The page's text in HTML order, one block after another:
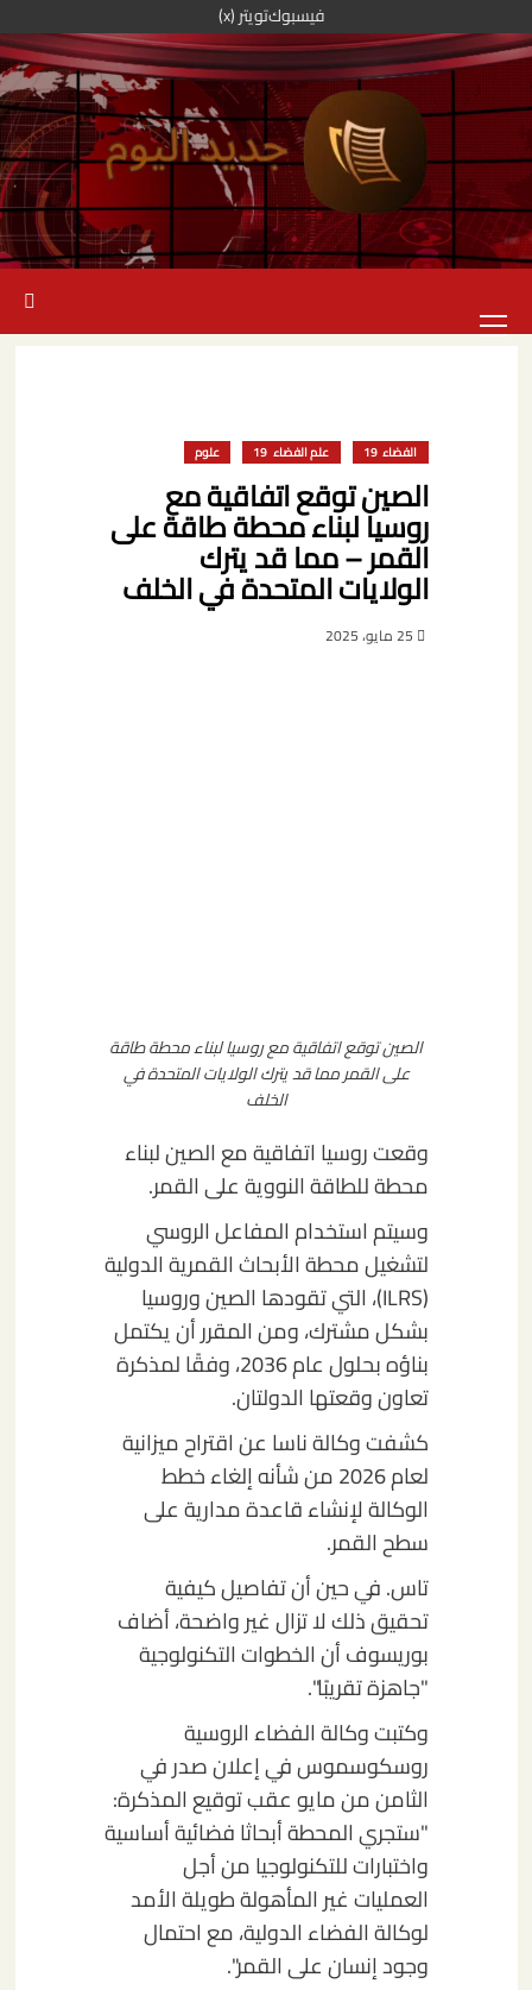
إلى
المحتوى
فيسبوكتويتر (x)
الرئيسية
الفضاء علم الفضاء علوم
الصين توقع اتفاقية مع
روسيا لبناء محطة طاقة على
القمر – مما قد يترك
الولايات المتحدة في الخلف
25 مايو، 2025
الصين توقع اتفاقية مع روسيا لبناء محطة طاقة
على القمر مما قد يترك الولايات المتحدة في
الخلف
وقعت روسيا اتفاقية مع الصين لبناء
محطة للطاقة النووية على القمر.
وسيتم استخدام المفاعل الروسي
لتشغيل محطة الأبحاث القمرية الدولية
(ILRS)، التي تقودها الصين وروسيا
بشكل مشترك، ومن المقرر أن يكتمل
بناؤه بحلول عام 2036، وفقًا لمذكرة
تعاون وقعتها الدولتان.
كشفت وكالة ناسا عن اقتراح ميزانية
لعام 2026 من شأنه إلغاء خطط
الوكالة لإنشاء قاعدة مدارية على
سطح القمر.
تاس. في حين أن تفاصيل كيفية
تحقيق ذلك لا تزال غير واضحة، أضاف
بوريسوف أن الخطوات التكنولوجية
"جاهزة تقريبًا".
وكتبت وكالة الفضاء الروسية
روسكوسموس في إعلان صدر في
الثامن من مايو عقب توقيع المذكرة:
"ستجري المحطة أبحاثا فضائية أساسية
واختبارات للتكنولوجيا من أجل
العمليات غير المأهولة طويلة الأمد
لوكالة الفضاء الدولية، مع احتمال
وجود إنسان على القمر".